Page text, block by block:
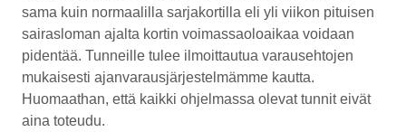
sama kuin normaalilla sarjakortilla eli yli viikon pituisen
sairasloman ajalta kortin voimassaoloaikaa voidaan
pidentää. Tunneille tulee ilmoittautua varausehtojen
mukaisesti ajanvaraus­järjestelmämme kautta.
Huomaathan, että kaikki ohjelmassa olevat tunnit eivät
aina toteudu.